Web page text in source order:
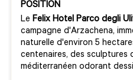
POSITION
Le Felix Hotel Parco degli
campagne d'Arzachena,
naturelle d'environ 5
centenaires, des sculptures
méditerranéen odorant